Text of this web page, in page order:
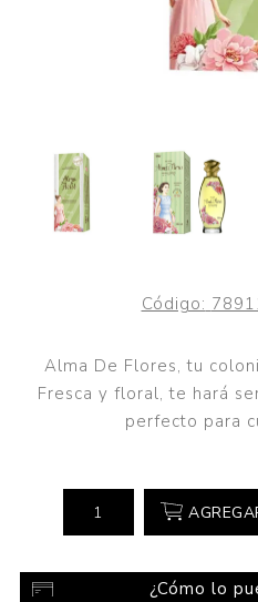
Código:
Alma De Flores, tu
Fresca y floral, te hará
perfecto para
¿Cómo lo